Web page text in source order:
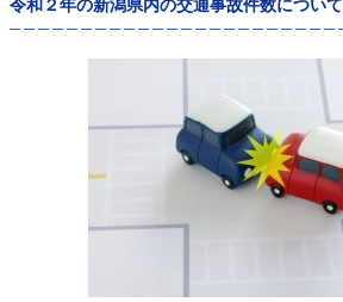
令和２年の新潟県内の交通事故件数について